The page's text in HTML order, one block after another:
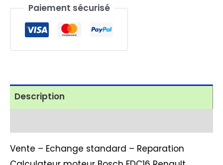
Paiement sécurisé
Description
Vente – Echange standard – Reparation